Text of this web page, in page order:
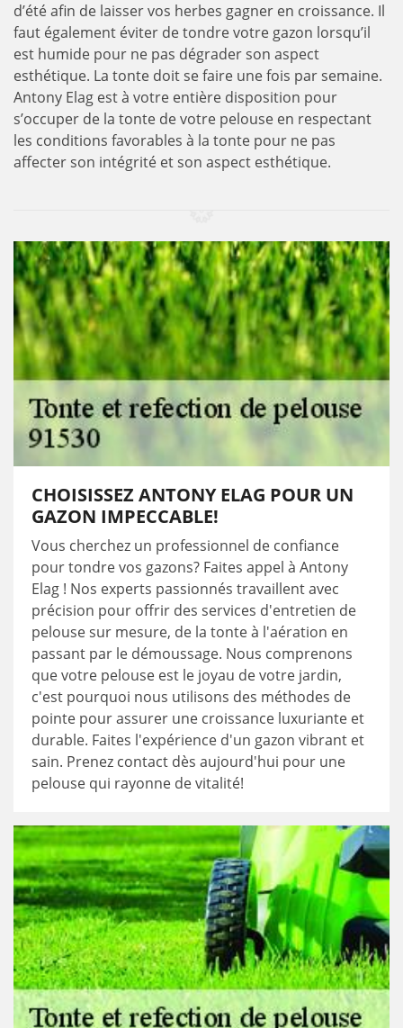
d’été afin de laisser vos herbes gagner en croissance. Il
faut également éviter de tondre votre gazon lorsqu’il
est humide pour ne pas dégrader son aspect
esthétique. La tonte doit se faire une fois par semaine.
Antony Elag est à votre entière disposition pour
s’occuper de la tonte de votre pelouse en respectant
les conditions favorables à la tonte pour ne pas
affecter son intégrité et son aspect esthétique.
CHOISISSEZ ANTONY ELAG POUR UN
GAZON IMPECCABLE!
Vous cherchez un professionnel de confiance
pour tondre vos gazons? Faites appel à Antony
Elag ! Nos experts passionnés travaillent avec
précision pour offrir des services d'entretien de
pelouse sur mesure, de la tonte à l'aération en
passant par le démoussage. Nous comprenons
que votre pelouse est le joyau de votre jardin,
c'est pourquoi nous utilisons des méthodes de
pointe pour assurer une croissance luxuriante et
durable. Faites l'expérience d'un gazon vibrant et
sain. Prenez contact dès aujourd'hui pour une
pelouse qui rayonne de vitalité!